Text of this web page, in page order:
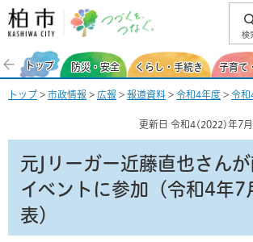
柏市 つづくを、
検
トップ 防災・安全 くらし・手続き 子育て
トップ > 市政情報 > 広報 > 報道資料 > 令和4年度 > 令和
更新日 令和4(2022)年7月
元Jリーガー近藤直也さん
イベントに参加（令和4年7
表）